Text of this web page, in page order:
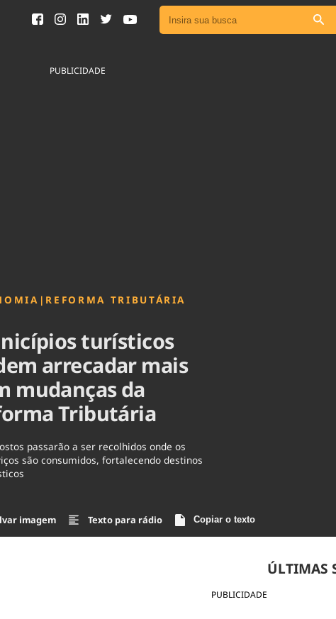
Ver todas as notícias
PUBLICIDADE
| REFORMA TRIBUTÁRIA
turísticos
arrecadar mais
mudanças da
Tributária
passarão a ser recolhidos onde os
são consumidos, fortalecendo destinos
imagem Texto para rádio Copiar o texto
PUBLICIDADE
ÚLTIMAS